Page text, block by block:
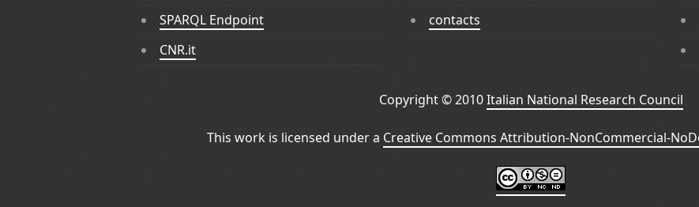
SPARQL Endpoint
CNR.it
contacts
Copyright © 2010Italian National Research Council
This work is licensed under a Creative Commons Attribution-NonCommercial-